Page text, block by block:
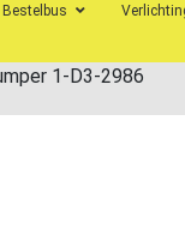
Bestelbus
1-D3-2986